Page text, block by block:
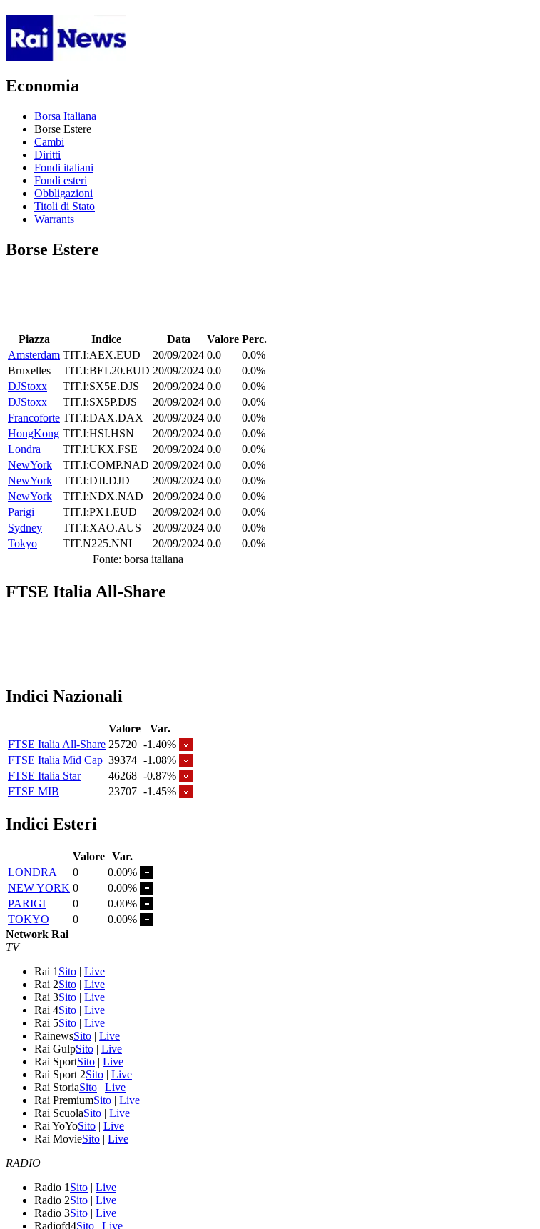
Economia
Borsa Italiana
Borse Estere
Cambi
Diritti
Fondi italiani
Fondi esteri
Obbligazioni
Titoli di Stato
Warrants
Borse Estere
Piazza Indice Data Valore Perc.
Amsterdam TIT.I:AEX.EUD 20/09/2024 0.0
0.0%
Bruxelles
TIT.I:BEL20.EUD 20/09/2024 0.0
0.0%
DJStoxx
TIT.I:SX5E.DJS 20/09/2024 0.0
0.0%
DJStoxx
TIT.I:SX5P.DJS 20/09/2024 0.0
0.0%
Francoforte TIT.I:DAX.DAX 20/09/2024 0.0
0.0%
HongKong TIT.I:HSI.HSN 20/09/2024 0.0
0.0%
Londra
TIT.I:UKX.FSE 20/09/2024 0.0
0.0%
NewYork
TIT.I:COMP.NAD 20/09/2024 0.0
0.0%
NewYork
TIT.I:DJI.DJD 20/09/2024 0.0
0.0%
NewYork
TIT.I:NDX.NAD 20/09/2024 0.0
0.0%
Parigi
TIT.I:PX1.EUD 20/09/2024 0.0
0.0%
Sydney
TIT.I:XAO.AUS 20/09/2024 0.0
0.0%
Tokyo
TIT.N225.NNI 20/09/2024 0.0
0.0%
Fonte: borsa italiana
FTSE Italia All-Share
Indici Nazionali
Valore
Var.
FTSE Italia All-Share 25720 -1.40%
FTSE Italia Mid Cap 39374 -1.08%
FTSE Italia Star
46268 -0.87%
FTSE MIB
23707 -1.45%
Indici Esteri
Valore Var.
LONDRA
0
0.00%
NEW YORK 0
0.00%
PARIGI
0
0.00%
TOKYO
0
0.00%
Network Rai
TV
Rai 1 Sito | Live
Rai 2Sito | Live
Rai 3Sito | Live
Rai 4Sito | Live
Rai 5Sito | Live
RainewsSito | Live
Rai GulpSito | Live
Rai SportSito | Live
Rai Sport 2Sito | Live
Rai StoriaSito | Live
Rai PremiumSito | Live
Rai ScuolaSito | Live
Rai YoYoSito | Live
Rai MovieSito | Live
RADIO
Radio 1 Sito | Live
Radio 2Sito | Live
Radio 3Sito | Live
Radiofd4Sito | Live